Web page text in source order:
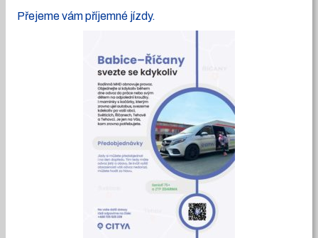
Přejeme vám příjemné jízdy.